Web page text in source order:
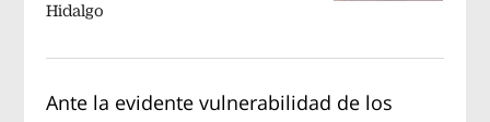
Hidalgo
Ante la evidente vulnerabilidad de los